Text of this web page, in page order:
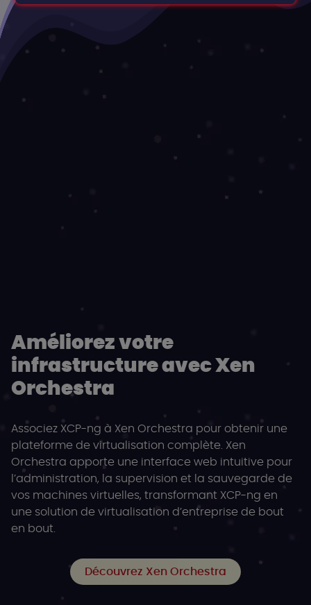
Améliorez votre
infrastructure avec Xen
Orchestra
Associez XCP-ng à Xen Orchestra pour obtenir une
plateforme de virtualisation complète. Xen
Orchestra apporte une interface web intuitive pour
l’administration, la supervision et la sauvegarde de
vos machines virtuelles, transformant XCP-ng en
une solution de virtualisation d’entreprise de bout
en bout.
Découvrez Xen Orchestra